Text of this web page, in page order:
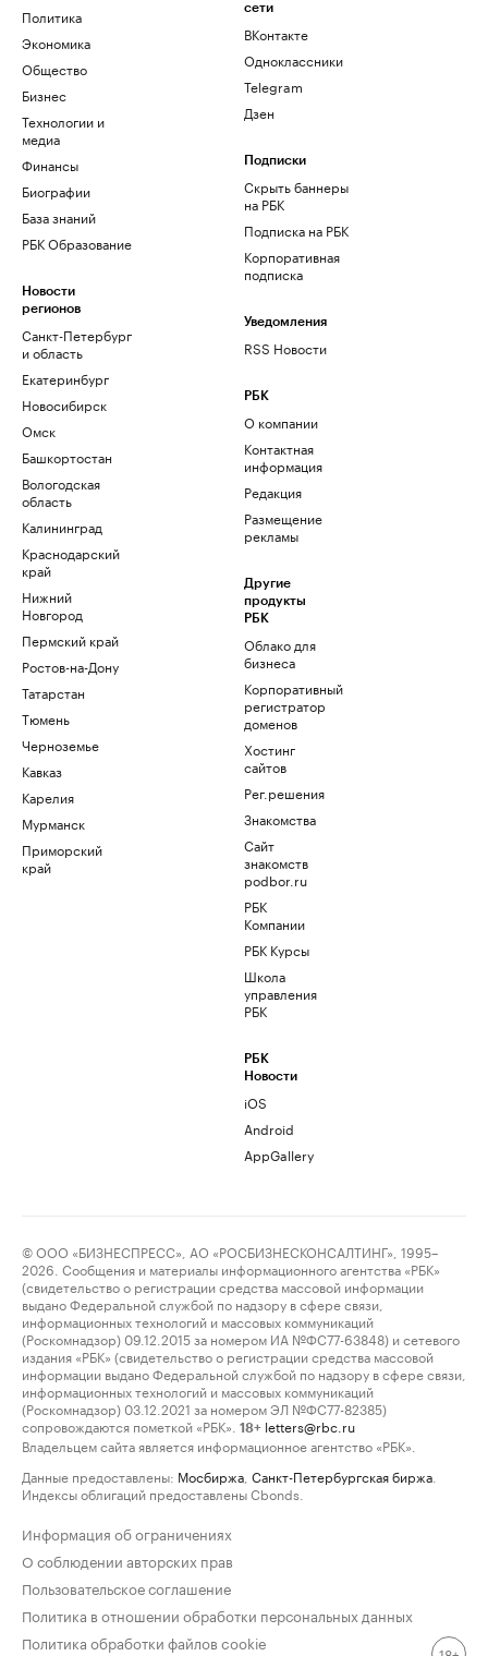
Политика
Экономика
Общество
Бизнес
Технологии и
медиа
Финансы
Биографии
База знаний
РБК Образование
Новости
регионов
Санкт-Петербург
и область
Екатеринбург
Новосибирск
Омск
Башкортостан
Вологодская
область
Калининград
Краснодарский
край
Нижний
Новгород
Пермский край
Ростов-на-Дону
Татарстан
Тюмень
Черноземье
Кавказ
Карелия
Мурманск
Приморский
край
сети
ВКонтакте
Одноклассники
Telegram
Дзен
Подписки
Скрыть баннеры
на РБК
Подписка на РБК
Корпоративная
подписка
Уведомления
RSS Новости
РБК
О компании
Контактная
информация
Редакция
Размещение
рекламы
Другие
продукты
РБК
Облако для
бизнеса
Корпоративный
регистратор
доменов
Хостинг
сайтов
Рег.решения
Знакомства
Сайт
знакомств
podbor.ru
РБК
Компании
РБК Курсы
Школа
управления
РБК
РБК
Новости
iOS
Android
AppGallery
© ООО «БИЗНЕСПРЕСС», АО «РОСБИЗНЕСКОНСАЛТИНГ», 1995–
2026. Сообщения и материалы информационного агентства «РБК»
(свидетельство о регистрации средства массовой информации
выдано Федеральной службой по надзору в сфере связи,
информационных технологий и массовых коммуникаций
(Роскомнадзор) 09.12.2015 за номером ИА №ФС77-63848) и сетевого
издания «РБК» (свидетельство о регистрации средства массовой
информации выдано Федеральной службой по надзору в сфере связи,
информационных технологий и массовых коммуникаций
(Роскомнадзор) 03.12.2021 за номером ЭЛ №ФС77-82385)
сопровождаются пометкой «РБК».
18+ letters@rbc.ru
Владельцем сайта является информационное агентство «РБК».
Данные предоставлены: Мосбиржа Санкт-Петербургская биржа
Индексы облигаций предоставлены Cbonds.
Информация об ограничениях
О соблюдении авторских прав
Пользовательское соглашение
Политика в отношении обработки персональных данных
Политика обработки файлов cookie